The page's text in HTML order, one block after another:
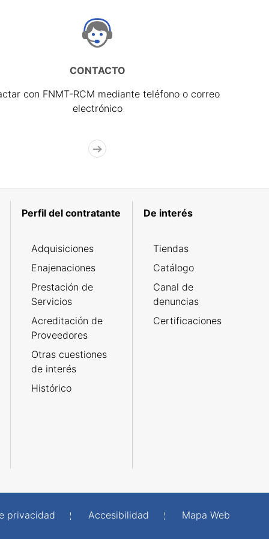
CONTACTO
con FNMT-RCM mediante teléfono o correo
electrónico
Perfil del contratante
Adquisiciones
Enajenaciones
Prestación de
Servicios
Acreditación de
Proveedores
Otras cuestiones
de interés
Histórico
De interés
Tiendas
Catálogo
Canal de
denuncias
Certificaciones
privacidad Accesibilidad
Mapa Web